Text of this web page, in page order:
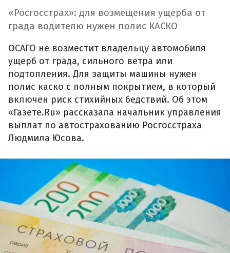
«Росгосстрах»: для возмещения ущерба от
града водителю нужен полис КАСКО
ОСАГО не возместит владельцу автомобиля
ущерб от града, сильного ветра или
подтопления. Для защиты машины нужен
полис каско с полным покрытием, в который
включен риск стихийных бедствий. Об этом
«Газете.Ru» рассказала начальник управления
выплат по автострахованию Росгосстраха
Людмила Юсова.